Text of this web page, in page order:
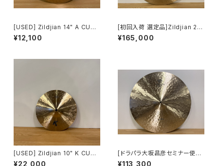
[USED] Zildjian 14" A CUST
OM MASTERSOUND HIHAT
[トップのみ超特価]
¥12,100
[初回入荷 選定品]Zildjian 20"
Kerope Medium Thin Low
Ride
¥165,000
[USED] Zildjian 10" K CUST
OM DARK SPLASH KC-10
¥22,000
[ドラパラ大坂昌彦セミナー使用]
Zildjian 22" K CONSTANTI
¥113,300